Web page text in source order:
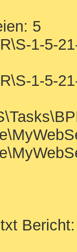
5
1-5-
1-5-
Bericht: